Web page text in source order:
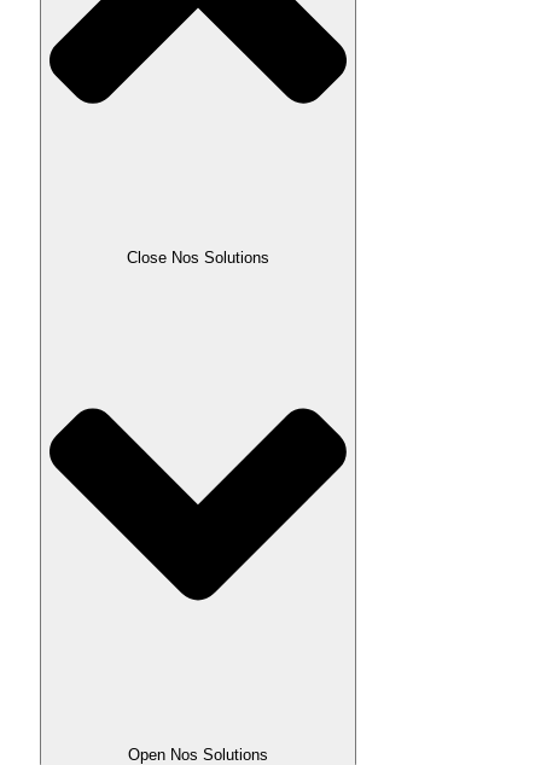
Close Nos Solutions
Open Nos Solutions